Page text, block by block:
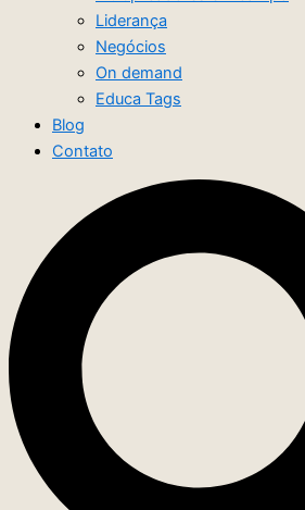
Liderança
Negócios
On demand
Educa Tags
Blog
Contato